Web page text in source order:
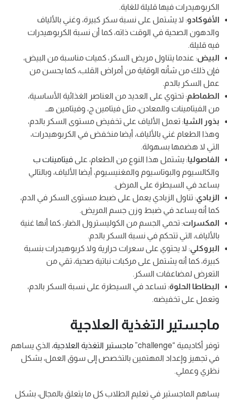
الكربوهيدرات فيها قليلة للغاية.
الأفوكادو: لا يشتمل على نسبة سكر كبيرة، وغني بالألياف
والدهون الصحية في الوقت ذاته، كما أن نسبة الكربوهيدرات
فيه قليلة.
البيض: عندما يتناول مريض السكر، كميات مناسبة من البيض،
فإن ذلك من شأنه الوقاية من أمراض القلب، كما يحسن من
عمل السكر بالدم.
الطماطم: تحتوي على العديد من العناصر الغذائية الأساسية،
من الفيتامينات والمعادن، مثل فيتامين ج، وفيتامين هـ.
بذور الشيا: تعمل الألياف على تخفيض مستوى السكر بالدم،
وهذا الطعام غني بالألياف، أيضا منخفض في الكربوهيدرات،
التي لا هضمها بسهولة.
الفاصوليا: يشتمل هذا النوع من الطعام، على فيتامينات ب
والكالسيوم والبوتاسيوم والمغنيسيوم، أيضا الألياف، وبالتالي
يساعد في السيطرة على المرض.
الزبادي: تناول الزبادي يعمل على ضبط مستوى السكر في الدم،
كما أنه يساعد في ضبط وزن جسم المريض.
المكسرات: تحمي الجسم من الكوليسترول الضار، كما أنها غنية
بالألياف، التي تتحكم في نسبة السكر بالدم.
البروكلي: لا يحتوي على سعرات حرارية ولا كربوهيدرات بنسبة
كبيرة، كما أنه يشتمل على مركبات نباتية صحية، تقي من
التعرض لمضاعفات السكر.
البطاطا الحلوة: تساعد في السيطرة على نسبة السكر بالدم،
وتعمل على تخفيضه.
ماجستير التغذية العلاجية
توفر أكاديمية “challenge” ماجستير التغذية العلاجية، الذي يساهم
في تجهيز وإعداد المهتمين بالتخصص إلى سوق العمل، بشكل
نظري وعملي.
يساهم الماجستير في تعليم الطلاب كل ما يتعلق بالمجال، بشكل